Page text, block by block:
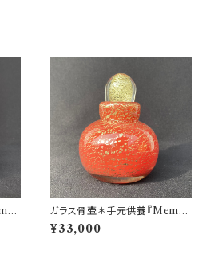
ガラス骨壷＊手元供養『Memor
ies 想いで』＊GOLD LEAFシ
リーズ(赤＆金箔)
¥33,000